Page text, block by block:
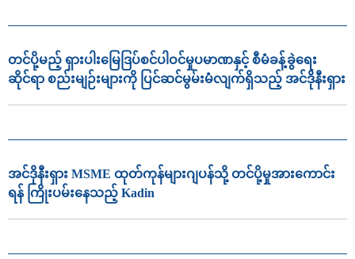
တင်ပို့မည့် ရှားပါးမြေဒြပ်စင်ပါဝင်မှုပမာဏနှင့် စီမံခန့်ခွဲရေး
ဆိုင်ရာ စည်းမျဉ်းများကို ပြင်ဆင်မွမ်းမံလျက်ရှိသည့် အင်ဒိုနီးရှား
အင်ဒိုနီးရှား MSME ထုတ်ကုန်များဂျပန်သို့ တင်ပို့မှုအားကောင်း
ရန် ကြိုးပမ်းနေသည့် Kadin